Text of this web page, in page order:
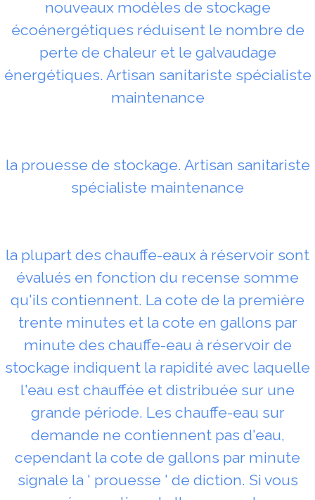
nouveaux modèles de stockage
écoénergétiques réduisent le nombre de
perte de chaleur et le galvaudage
énergétiques. Artisan sanitariste spécialiste
maintenance
la prouesse de stockage. Artisan sanitariste
spécialiste maintenance
la plupart des chauffe-eaux à réservoir sont
évalués en fonction du recense somme
qu'ils contiennent. La cote de la première
trente minutes et la cote en gallons par
minute des chauffe-eau à réservoir de
stockage indiquent la rapidité avec laquelle
l'eau est chauffée et distribuée sur une
grande période. Les chauffe-eau sur
demande ne contiennent pas d'eau,
cependant la cote de gallons par minute
signale la ' prouesse ' de diction. Si vous